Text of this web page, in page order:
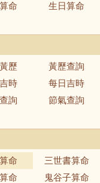
命
生日算命
歷
黃歷查詢
時
每日吉時
詢
節氣查詢
命
三世書算命
命
鬼谷子算命